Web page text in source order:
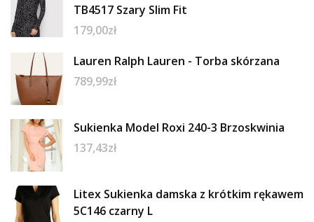
TB4517 Szary Slim Fit
179,00zł
Lauren Ralph Lauren - Torba skórzana
789,99zł
Sukienka Model Roxi 240-3 Brzoskwinia
137,43zł
Litex Sukienka damska z krótkim rękawem
5C146 czarny L